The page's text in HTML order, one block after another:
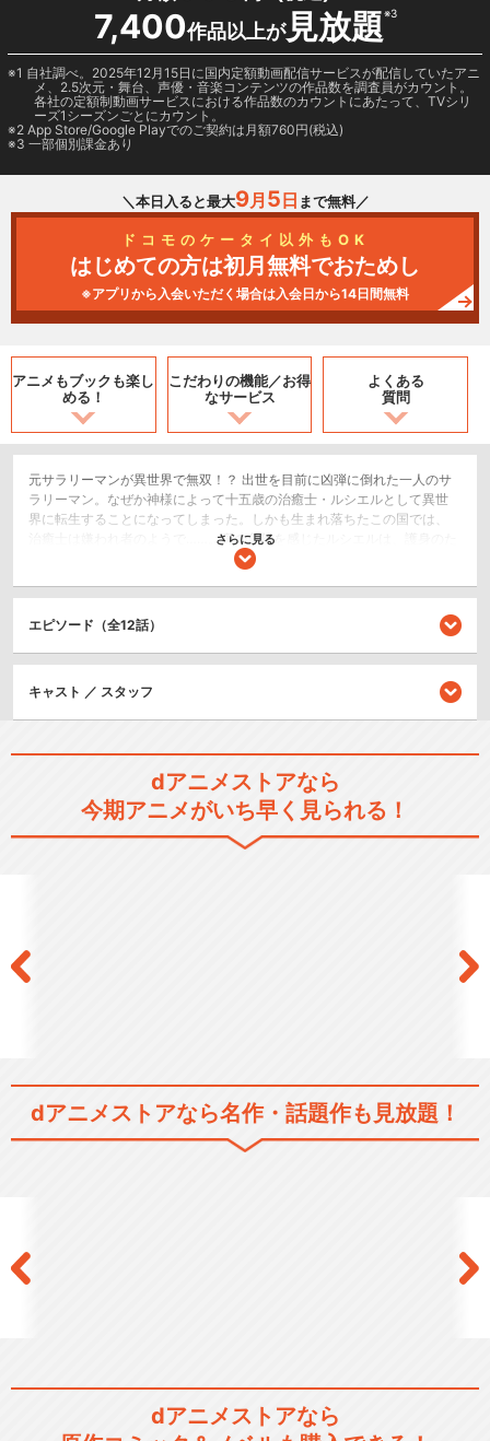
7,400作品以上が見放題※3
1 自社調べ。2025年12月15日に国内定額動画配信サービスが配信していたアニ
メ、2.5次元・舞台、声優・音楽コンテンツの作品数を調査員がカウント。
各社の定額制動画サービスにおける作品数のカウントにあたって、TVシリ
ーズ1シーズンごとにカウント。
2 App Store/Google Playでのご契約は月額760円(税込)
3 一部個別課金あり
＼本日入ると最大9月 5 日 まで無料／
ドコモのケータイ以外もOK
はじめての方は初月無料でおためし
※アプリから入会いただく場合は入会日から14日間無料
アニメもブックも楽し
める！
こだわりの機能／お得
なサービス
よくある
質問
元サラリーマンが異世界で無双！？ 出世を目前に凶弾に倒れた一人のサ
ラリーマン。なぜか神様によって十五歳の治癒士・ルシエルとして異世
界に転生することになってしまった。しかも生まれ落ちたこの国では、
治癒士は嫌われ者のようで……。身の危険を感じたルシエルは、護身のた
め敢えて冒険者ギルドの門を叩く。しかし、訓練は想像以上に厳しく、
治癒士とは関係ない生活のような……？ “ドＭ”で”ゾンビ”な“治癒士”の生
き残りをかけた日常が始まる――！
さらに見る
エピソード（全12話）
キャスト ／ スタッフ
dアニメストアなら
今期アニメがいち早く見られる！
dアニメストアなら名作・話題作も見放題！
dアニメストアなら